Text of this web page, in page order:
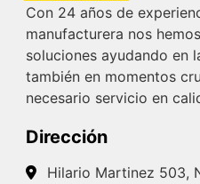
Con 24 años de
manufacturera nos
soluciones ayudando en
también en momentos
necesario servicio en
Dirección
Hilario Martinez 503,